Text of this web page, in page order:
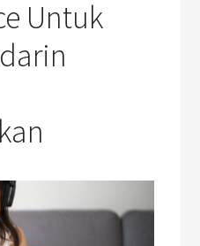
Untuk